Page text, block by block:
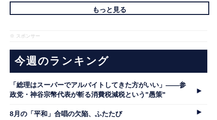
もっと見る
※ スポンサー
今週のランキング
「総理はスーパーでアルバイトしてきた方がいい」――参
政党・神谷宗幣代表が斬る消費税減税という"愚策"
8月の「平和」合唱の欠陥、ふたたび